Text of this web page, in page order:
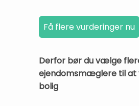
Derfor bør du vælge
ejendomsmæglere til at
bolig